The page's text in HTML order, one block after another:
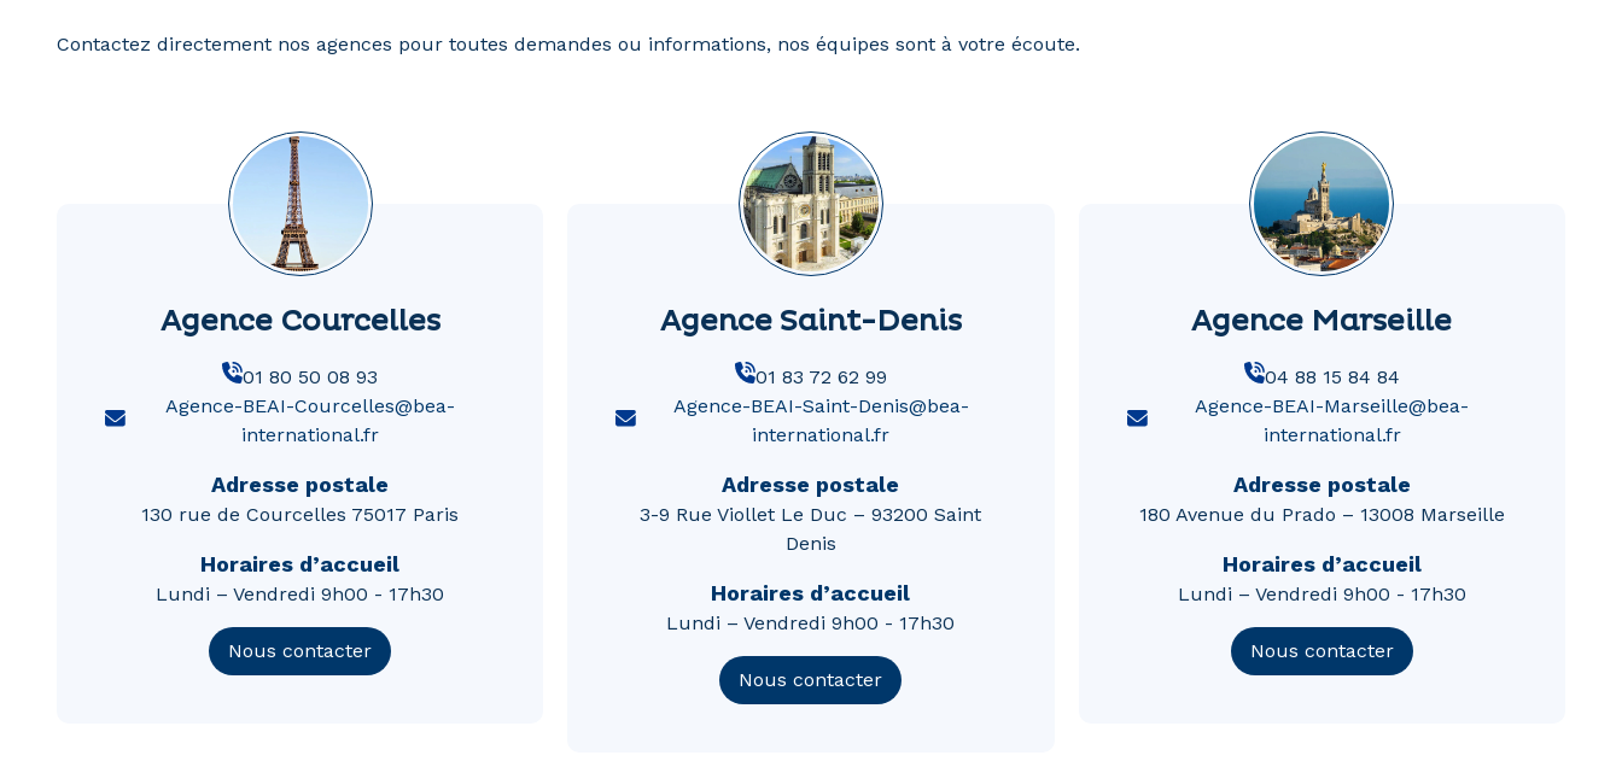
Contactez directement nos agences pour toutes demandes ou informations, nos équipes sont à votre écoute.
Agence Courcelles
01 80 50 08 93
Agence-BEAI-Courcelles@bea-
international.fr
Adresse postale
130 rue de Courcelles 75017 Paris
Horaires d’accueil
Lundi – Vendredi 9h00 - 17h30
Nous contacter
Agence Saint-Denis
01 83 72 62 99
Agence-BEAI-Saint-Denis@bea-
international.fr
Adresse postale
3-9 Rue Viollet Le Duc – 93200 Saint
Denis
Horaires d’accueil
Lundi – Vendredi 9h00 - 17h30
Nous contacter
Agence Marseille
04 88 15 84 84
Agence-BEAI-Marseille@bea-
international.fr
Adresse postale
180 Avenue du Prado – 13008 Marseille
Horaires d’accueil
Lundi – Vendredi 9h00 - 17h30
Nous contacter